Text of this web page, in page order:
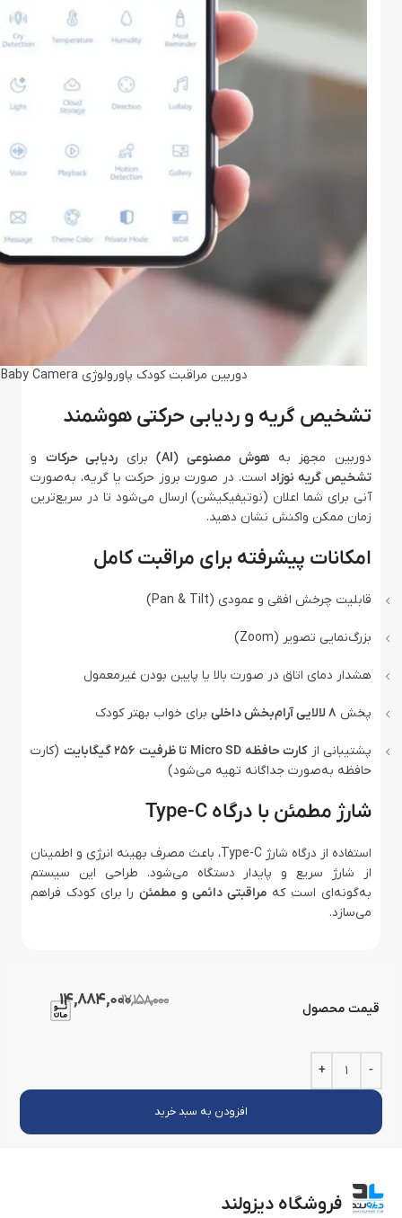
دوربین مراقبت کودک پاورولوژی Powerology Monitor & App Baby Camera
تشخیص گریه و ردیابی حرکتی هوشمند
دوربین مجهز به هوش مصنوعی (AI) برای ردیابی حرکات و
تشخیص گریه نوزاد است. در صورت بروز حرکت یا گریه، به‌صورت
آنی برای شما اعلان (نوتیفیکیشن) ارسال می‌شود تا در سریع‌ترین
زمان ممکن واکنش نشان دهید.
امکانات پیشرفته برای مراقبت کامل
قابلیت چرخش افقی و عمودی (Pan & Tilt)
بزرگ‌نمایی تصویر (Zoom)
هشدار دمای اتاق در صورت بالا یا پایین بودن غیرمعمول
پخش ۸ لالایی آرام‌بخش داخلی برای خواب بهتر کودک
پشتیبانی ازکارت حافظه Micro SD تا ظرفیت ۲۵۶ گیگابایت
(کارت
حافظه به‌صورت جداگانه تهیه می‌شود)
شارژ مطمئن با درگاه Type-C
استفاده از درگاه شارژ Type-C، باعث مصرف بهینه انرژی و اطمینان
از شارژ سریع و پایدار دستگاه می‌شود. طراحی این سیستم
به‌گونه‌ای است که مراقبتی دائمی و مطمئنرا برای کودک فراهم
می‌سازد.
قیمت محصول 14,884,00017,158,000
افزودن به سبد خرید
فروشگاه دیزولند